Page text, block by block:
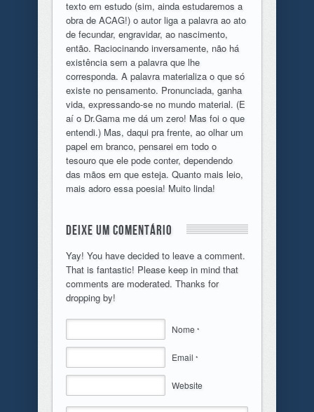
texto em estudo (sim, ainda estudaremos a
obra de ACAG!) o autor liga a palavra ao ato
de fecundar, engravidar, ao nascimento,
então. Raciocinando inversamente, não há
existência sem a palavra que lhe
corresponda. A palavra materializa o que só
existe no pensamento. Pronunciada, ganha
vida, expressando-se no mundo material. (E
aí o Dr.Gama me dá um zero! Mas foi o que
entendi.) Mas, daqui pra frente, ao olhar um
papel em branco, pensarei em todo o
tesouro que ele pode conter, dependendo
das mãos em que esteja. Quanto mais leio,
mais adoro essa poesia! Muito linda!
Deixe um comentário
Yay! You have decided to leave a comment.
That is fantastic! Please keep in mind that
comments are moderated. Thanks for
dropping by!
Nome *
Email *
Website